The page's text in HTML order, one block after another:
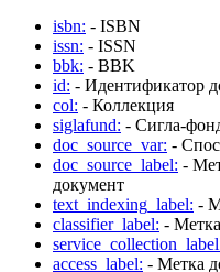
isbn: - ISBN
issn: - ISSN
bbk: - BBK
id: - Идентификатор
col: - Коллекция
siglafund: - Сигла-
doc_source_var: -
doc_source_label: -
документ
text_indexing_label: -
classifier_label: -
access_label: - Метка